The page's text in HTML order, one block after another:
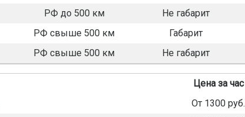
РФ до 500 км Не габарит
РФ свыше 500 км Габарит
РФ свыше 500 км Не габарит
Цена за час
От 1300 руб.